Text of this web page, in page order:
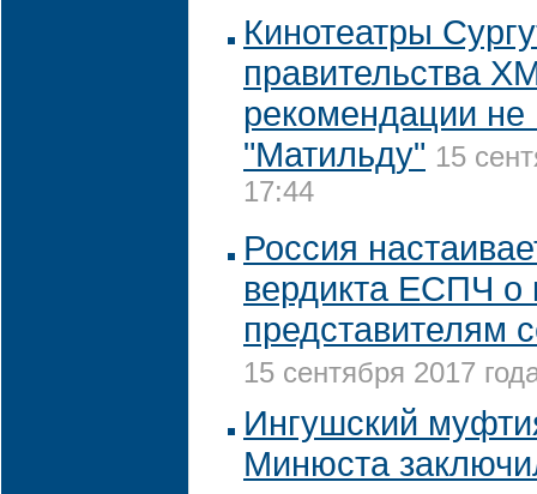
Кинотеатры
правительства
рекомендации не
"Матильду" 15
17:44
Россия
вердикта ЕСПЧ о
представителям
15 сентября 2017
Ингушский
Минюста